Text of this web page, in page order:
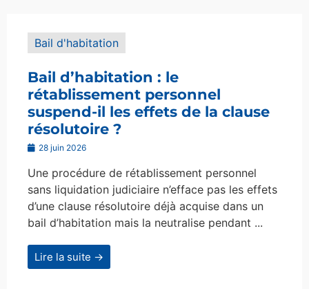
Bail d'habitation
Bail d’habitation : le
rétablissement personnel
suspend-il les effets de la clause
résolutoire ?
28 juin 2026
Une procédure de rétablissement personnel
sans liquidation judiciaire n’efface pas les effets
d’une clause résolutoire déjà acquise dans un
bail d’habitation mais la neutralise pendant ...
Lire la suite →